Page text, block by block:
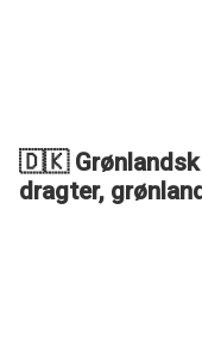
🇩🇰 Grønlandsk
dragter,